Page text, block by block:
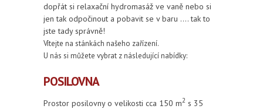
dopřát si relaxační hydromasáž ve vaně nebo si
jen tak odpočinout a pobavit se v baru …. tak to
jste tady správně!
Vítejte na stánkách našeho zařízení.
U nás si můžete vybrat z následující nabídky:
POSILOVNA
Prostor posilovny o velikosti cca 150 m2 s 35